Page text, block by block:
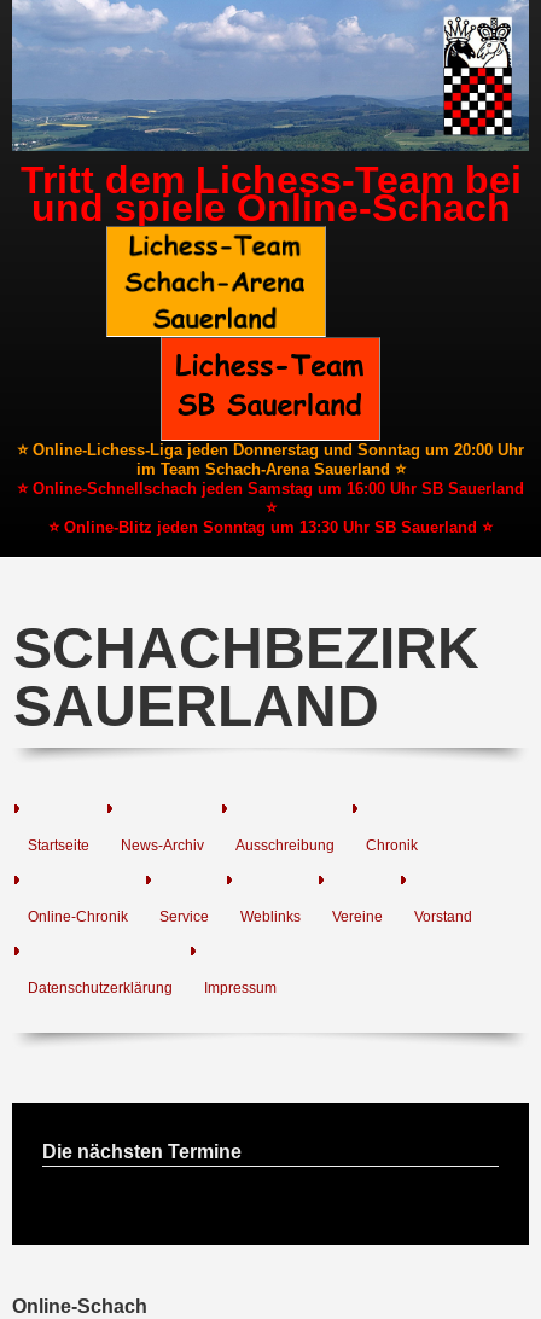
Tritt dem Lichess-Team bei
und spiele Online-Schach
⭐ Online-Lichess-Liga jeden Donnerstag und Sonntag um 20:00 Uhr
im Team Schach-Arena Sauerland ⭐
⭐ Online-Schnellschach jeden Samstag um 16:00 Uhr SB Sauerland
⭐
⭐ Online-Blitz jeden Sonntag um 13:30 Uhr SB Sauerland ⭐
SCHACHBEZIRK
SAUERLAND
Startseite News-Archiv Ausschreibung Chronik
Online-Chronik Service Weblinks Vereine Vorstand
Datenschutzerklärung Impressum
Die nächsten Termine
Online-Schach